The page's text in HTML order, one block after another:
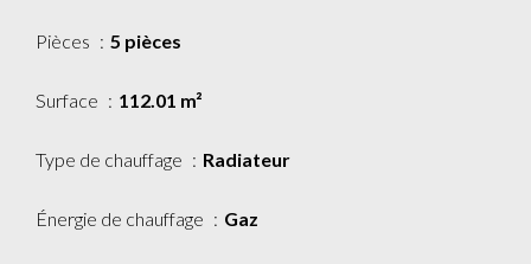
Pièces 5 pièces
Surface 112.01 m²
Type de chauffage Radiateur
Énergie de chauffage Gaz